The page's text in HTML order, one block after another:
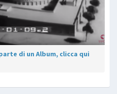
di un Album, clicca qui